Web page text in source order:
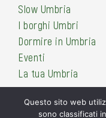
Slow Umbria
I borghi Umbri
Dormire in Umbria
Eventi
La tua Umbria
Questo sito web
sono classificati